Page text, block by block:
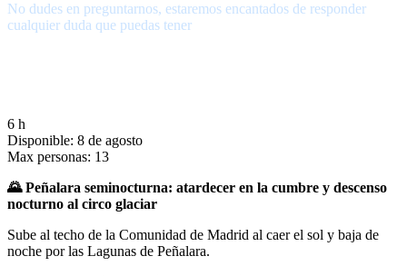
No dudes en preguntarnos, estaremos encantados de responder
cualquier duda que puedas tener
6 h
Disponible: 8 de agosto
Max personas: 13
🌄 Peñalara seminocturna: atardecer en la cumbre y descenso
nocturno al circo glaciar
Sube al techo de la Comunidad de Madrid al caer el sol y baja de
noche porlas Lagunas de Peñalara.